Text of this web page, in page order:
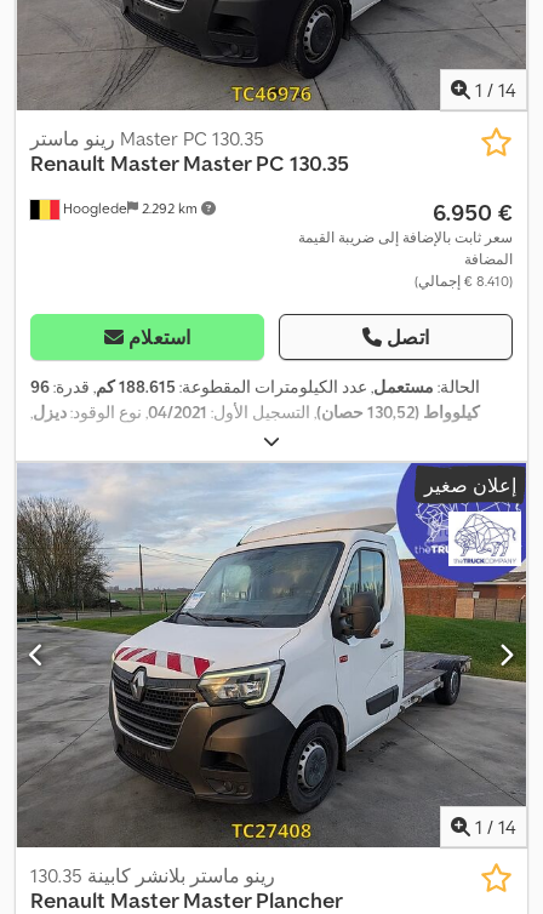
1 / 14
Hooglede 2.292 km
رينو ماستر Master PC 130.35
Renault Master Master PC 130.35
‏6.950 €
سعر ثابت بالإضافة إلى ضريبة القيمة
المضافة
(‏8.410 € إجمالي)
استعلام اتصل
الحالة: مستعمل, عدد الكيلومترات المقطوعة: 188.615 كم , قدرة:96
كيلوواط (130,52 حصان)
, التسجيل الأول: 04/2021, نوع الوقود:ديزل,
, تكوين المحور:
المحرك, لون:آخر, نوع التروس:ميكانيكي, فئة الانبعاثات:يورو 6 , تعليق:
فولاذ, سنة الصنع:2021 , معدات:
تنظيم النوافذ الكهربائي, سبويلر, قفل
مركزي, مثبت السرعة, مرآة كهربائية, نظام الفرامل المانعة للانغلاق
(ABS),
إعلان صغير
1 / 14
رينو ماستر بلانشر كابينة 130.35
Renault Master Master Plancher